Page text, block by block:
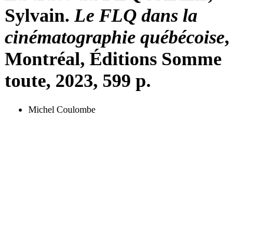
Sylvain. Le FLQ dans la
cinématographie québécoise,
Montréal, Éditions Somme
toute, 2023, 599 p.
Michel Coulombe